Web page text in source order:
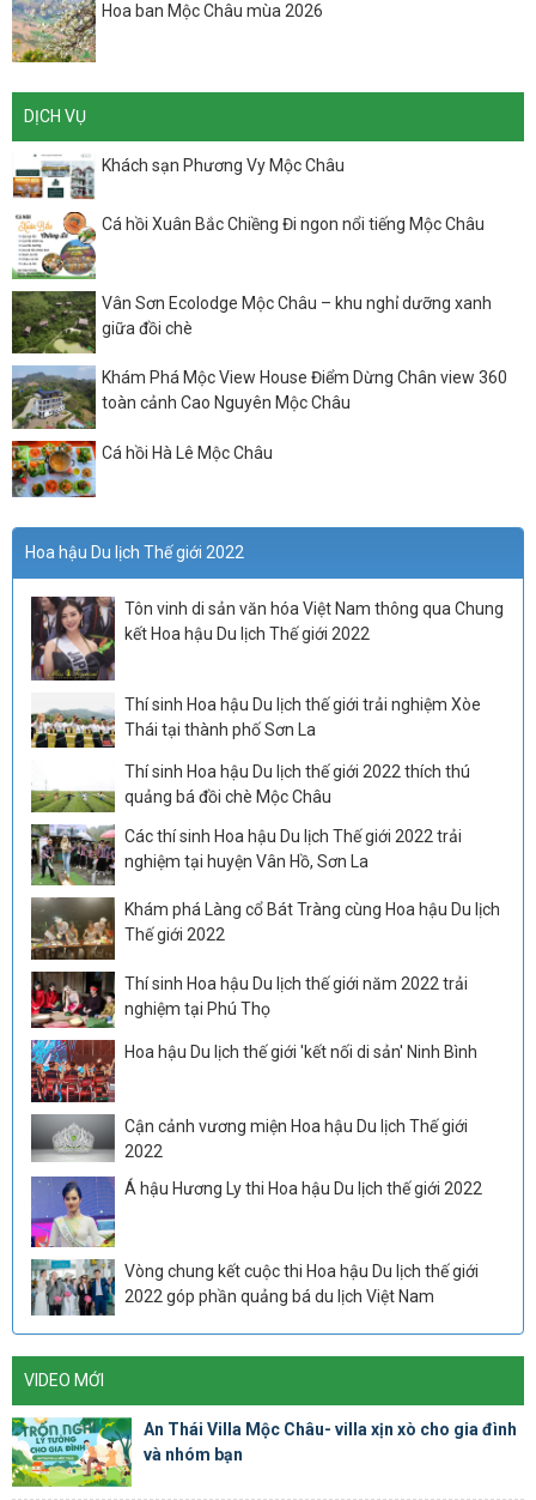
Hoa ban Mộc Châu mùa 2026
DỊCH VỤ
Khách sạn Phương Vy Mộc Châu
Cá hồi Xuân Bắc Chiềng Đi ngon nổi tiếng Mộc Châu
Vân Sơn Ecolodge Mộc Châu – khu nghỉ dưỡng xanh
giữa đồi chè
Khám Phá Mộc View House Điểm Dừng Chân view 360
toàn cảnh Cao Nguyên Mộc Châu
Cá hồi Hà Lê Mộc Châu
Hoa hậu Du lịch Thế giới 2022
Tôn vinh di sản văn hóa Việt Nam thông qua Chung
kết Hoa hậu Du lịch Thế giới 2022
Thí sinh Hoa hậu Du lịch thế giới trải nghiệm Xòe
Thái tại thành phố Sơn La
Thí sinh Hoa hậu Du lịch thế giới 2022 thích thú
quảng bá đồi chè Mộc Châu
Các thí sinh Hoa hậu Du lịch Thế giới 2022 trải
nghiệm tại huyện Vân Hồ, Sơn La
Khám phá Làng cổ Bát Tràng cùng Hoa hậu Du lịch
Thế giới 2022
Thí sinh Hoa hậu Du lịch thế giới năm 2022 trải
nghiệm tại Phú Thọ
Hoa hậu Du lịch thế giới 'kết nối di sản' Ninh Bình
Cận cảnh vương miện Hoa hậu Du lịch Thế giới
2022
Á hậu Hương Ly thi Hoa hậu Du lịch thế giới 2022
Vòng chung kết cuộc thi Hoa hậu Du lịch thế giới
2022 góp phần quảng bá du lịch Việt Nam
VIDEO MỚI
An Thái Villa Mộc Châu- villa xịn xò cho gia đình
và nhóm bạn